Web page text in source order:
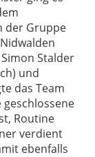
der Gruppe
Stalder
und
das Team
Routine
verdient
ebenfalls